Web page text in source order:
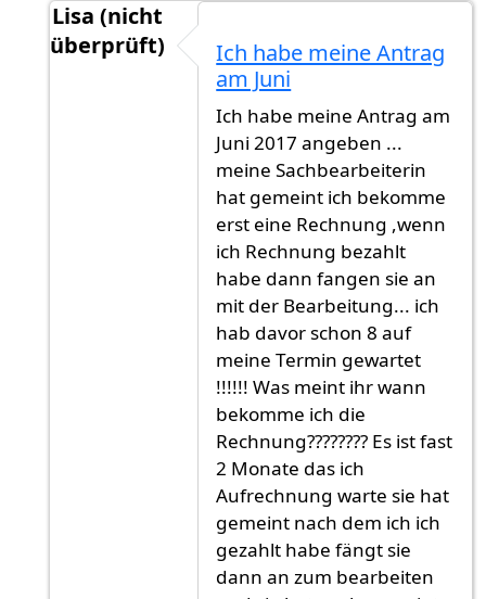
Lisa (nicht
überprüft)
9-12 Monate. München istvon
Ich habe meine Antrag
am Juni
Ich habe meine Antrag am
Juni 2017 angeben ...
meine Sachbearbeiterin
hat gemeint ich bekomme
erst eine Rechnung ,wenn
ich Rechnung bezahlt
habe dann fangen sie an
mit der Bearbeitung... ich
hab davor schon 8 auf
meine Termin gewartet
!!!!!! Was meint ihr wann
bekomme ich die
Rechnung???????? Es ist fast
2 Monate das ich
Aufrechnung warte sie hat
gemeint nach dem ich ich
gezahlt habe fängt sie
dann an zum bearbeiten